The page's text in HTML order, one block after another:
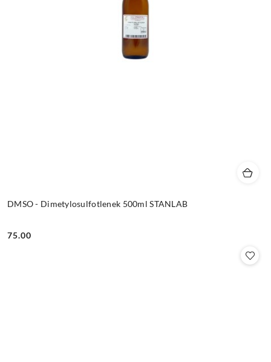
DMSO - Dimetylosulfotlenek 500ml STANLAB
Cena:
75.00